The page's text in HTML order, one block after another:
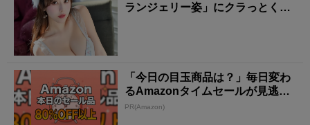
ランジェリー姿」にクラっとく
「今日の目玉商品は？」毎日変わ
るAmazonタイムセールが見逃せ
ない
PR(Amazon)